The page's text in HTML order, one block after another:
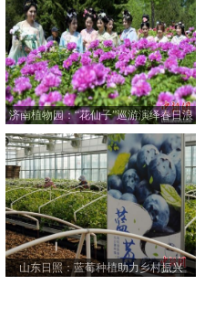
济南植物园：“花仙子”巡游演绎春日浪
漫
山东日照：蓝莓种植助力乡村振兴